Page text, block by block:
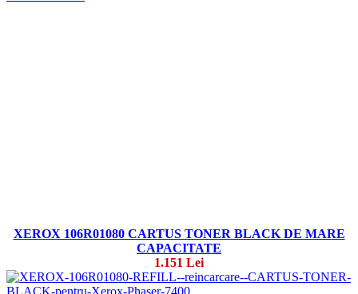
XEROX 106R01080 CARTUS TONER BLACK DE MARE
CAPACITATE
1.151 Lei